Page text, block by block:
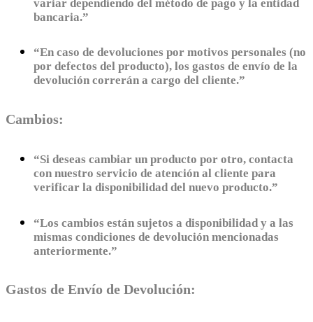
variar dependiendo del método de pago y la entidad
bancaria.”
“En caso de devoluciones por motivos personales (no
por defectos del producto), los gastos de envío de la
devolución correrán a cargo del cliente.”
Cambios:
“Si deseas cambiar un producto por otro, contacta
con nuestro servicio de atención al cliente para
verificar la disponibilidad del nuevo producto.”
“Los cambios están sujetos a disponibilidad y a las
mismas condiciones de devolución mencionadas
anteriormente.”
Gastos de Envío de Devolución: